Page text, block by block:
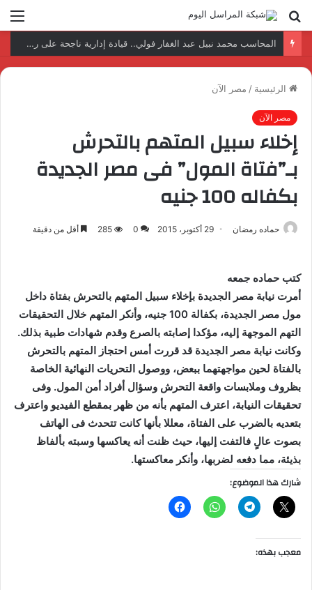
بحث
عن
نتائج إيجابية بعد زيارة وفد الجامعة المصرية النتائج إيجابية بعد زيارة وفد الجامعة المصرية الروسية لمصنع الإلكترونياتروسية لمصنع الإلكترونيات
الرئيسية / مصر الآن
مصر الآن
إخلاء سبيل المتهم بالتحرش
بـ”فتاة المول” فى مصر الجديدة
بكفاله 100 جنيه
حماده رمضان 29 أكتوبر، 2015 0
285 أقل من دقيقة
كتب حماده جمعه
أمرت نيابة مصر الجديدة بإخلاء سبيل المتهم بالتحرش بفتاة داخل
مول مصر الجديدة، بكفالة 100 جنيه، وأنكر المتهم خلال التحقيقات
التهم الموجهة إليه، مؤكدا إصابته بالصرع وقدم شهادات طبية بذلك.
وكانت نيابة مصر الجديدة قد قررت أمس احتجاز المتهم بالتحرش
بالفتاة لحين مواجهتهما ببعض، ووصول التحريات النهائية الخاصة
بظروف وملابسات واقعة التحرش وسؤال أفراد أمن المول. وفى
تحقيقات النيابة، اعترف المتهم بأنه من ظهر بمقطع الفيديو واعترف
بتعديه بالضرب على الفتاة، معللا بأنها كانت تتحدث فى الهاتف
بصوت عالٍ فالتفت إليها، حيث ظنت أنه يعاكسها وسبته بألفاظ
بذيئة، مما دفعه لضربها، وأنكر معاكستها.
شارك هذا الموضوع:
معجب بهذه: